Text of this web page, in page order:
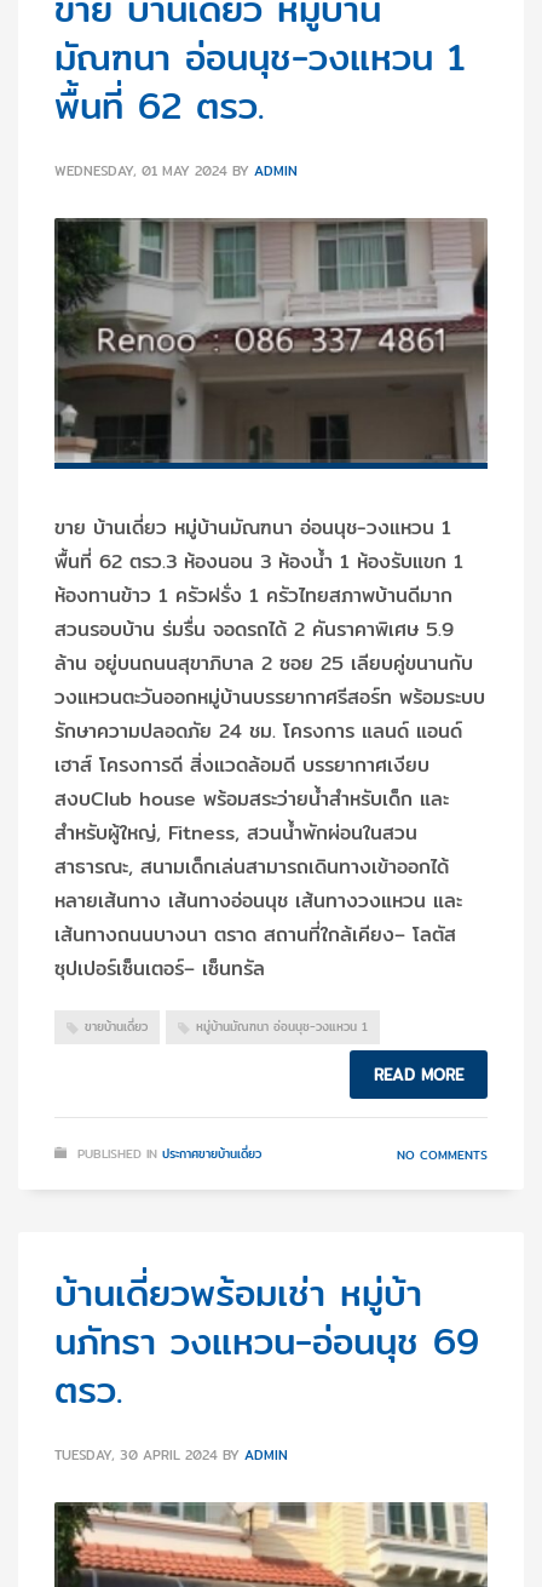
มัณฑนา อ่อนนุช-วงแหวน 1
พื้นที่ 62 ตรว.
WEDNESDAY, 01 MAY 2024 BY ADMIN
ขาย บ้านเดี่ยว หมู่บ้านมัณฑนา อ่อนนุช-วงแหวน 1
พื้นที่ 62 ตรว.3 ห้องนอน 3 ห้องน้ำ 1 ห้องรับแขก 1
ห้องทานข้าว 1 ครัวฝรั่ง 1 ครัวไทยสภาพบ้านดีมาก
สวนรอบบ้าน ร่มรื่น จอดรถได้ 2 คันราคาพิเศษ 5.9
ล้าน อยู่บนถนนสุขาภิบาล 2 ซอย 25 เลียบคู่ขนานกับ
วงแหวนตะวันออกหมู่บ้านบรรยากาศรีสอร์ท พร้อมระบบ
รักษาความปลอดภัย 24 ชม. โครงการ แลนด์ แอนด์
เฮาส์ โครงการดี สิ่งแวดล้อมดี บรรยากาศเงียบ
สงบClub house พร้อมสระว่ายน้ำสำหรับเด็ก และ
สำหรับผู้ใหญ่, Fitness, สวนน้ำพักผ่อนในสวน
สาธารณะ, สนามเด็กเล่นสามารถเดินทางเข้าออกได้
หลายเส้นทาง เส้นทางอ่อนนุช เส้นทางวงแหวน และ
เส้นทางถนนบางนา ตราด สถานที่ใกล้เคียง– โลตัส
ซุปเปอร์เซ็นเตอร์– เซ็นทรัล
ขายบ้านเดี่ยว หมู่บ้านมัณฑนา อ่อนนุช-วงแหวน 1
READ MORE
PUBLISHED IN ประกาศขายบ้านเดี่ยว NO COMMENTS
บ้านเดี่ยวพร้อมเช่า‬ ‪หมู่บ้า
นภัทรา‬ วงแหวน-อ่อนนุช 69
ตรว.
TUESDAY, 30 APRIL 2024 BY ADMIN